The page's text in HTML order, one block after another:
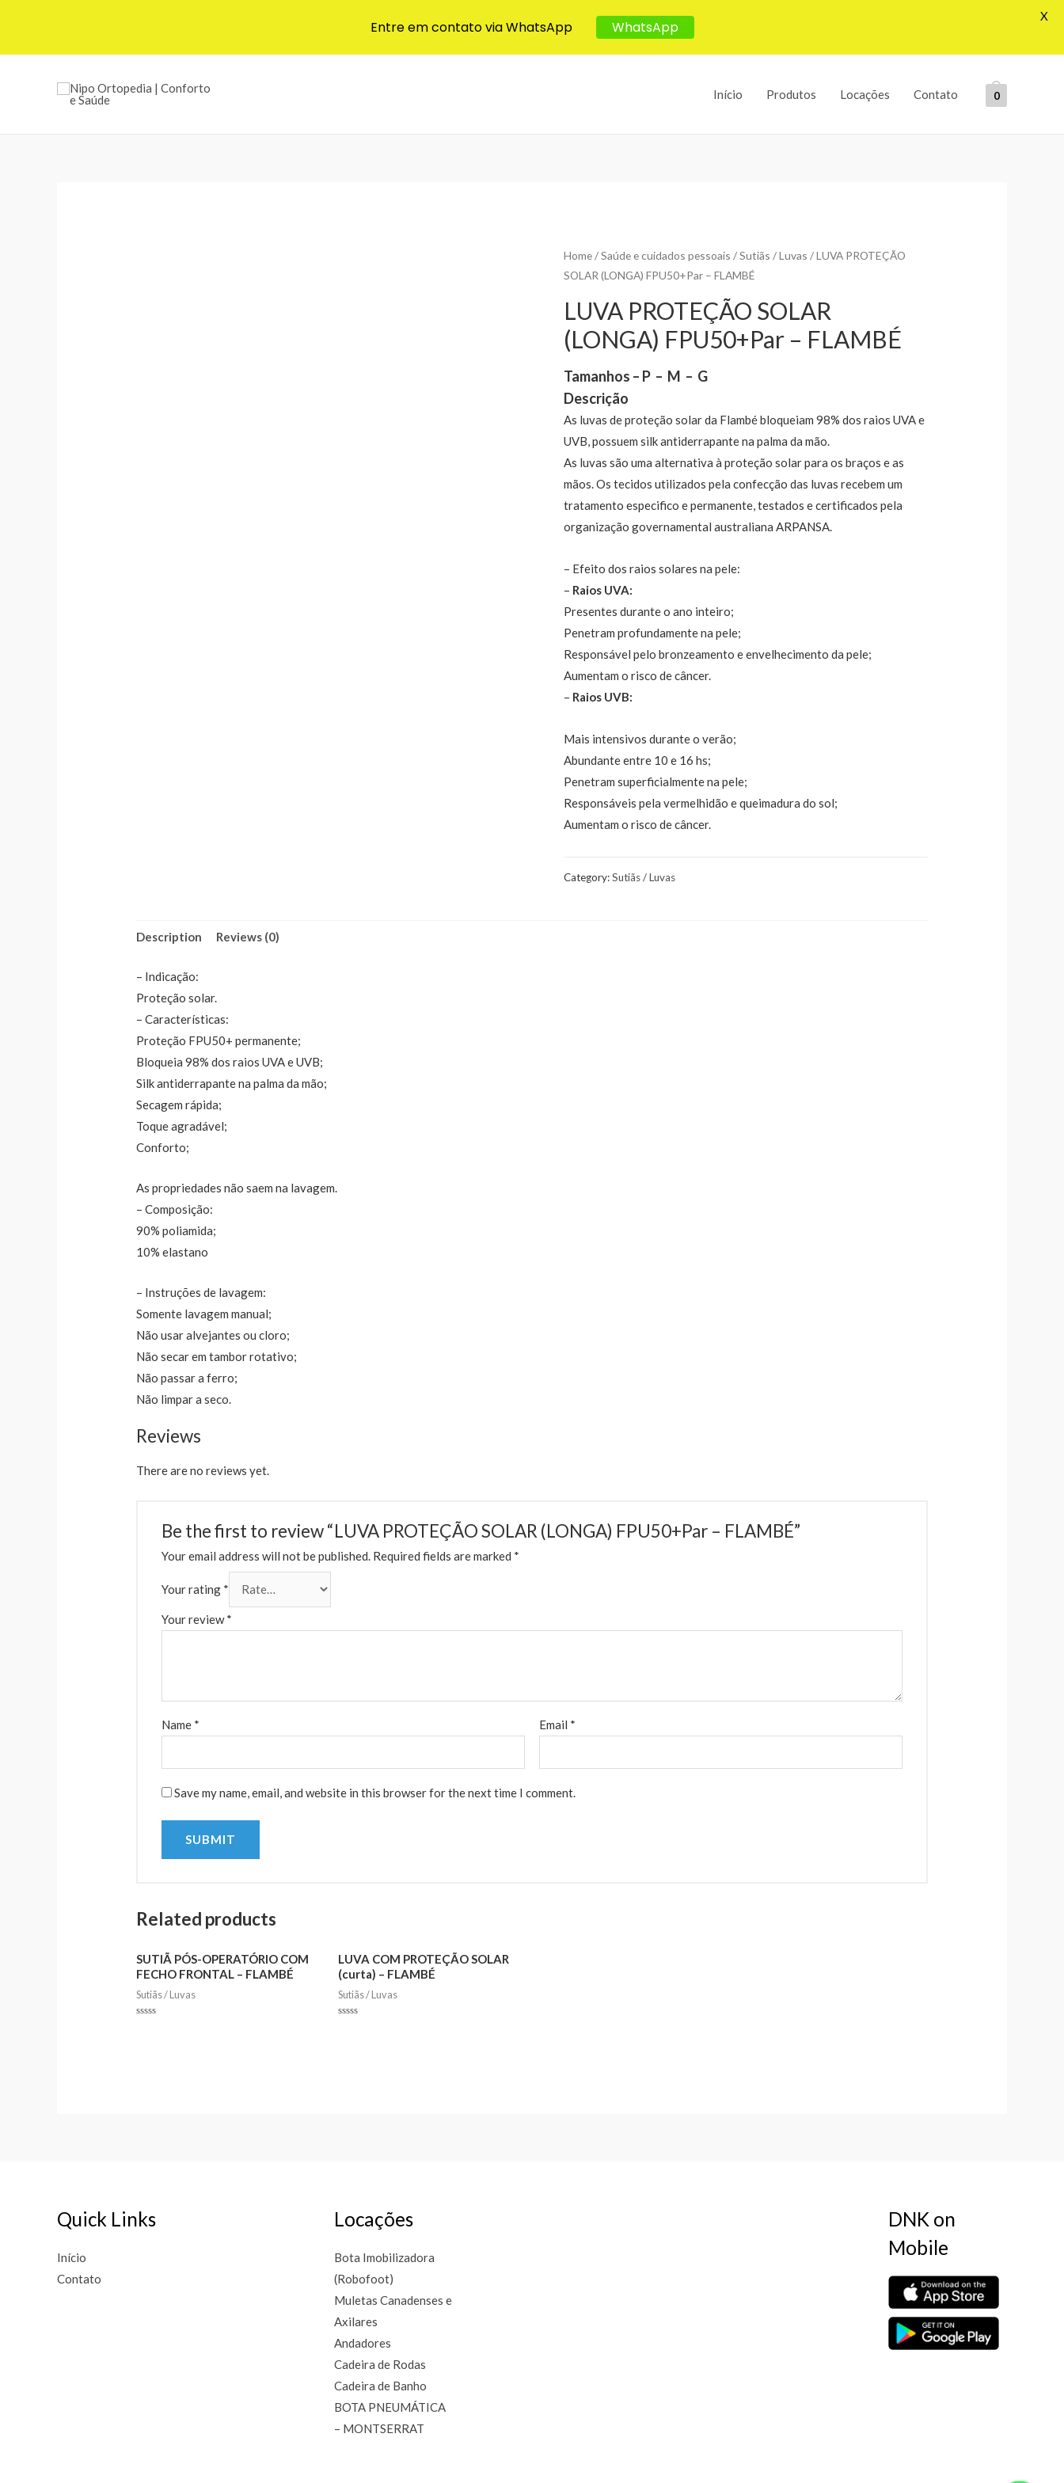
Início Produtos Locações Contato 0
Home/Saúde e cuidados pessoais /Sutiãs / Luvas / LUVA PROTEÇÃO
SOLAR (LONGA) FPU50+Par – FLAMBÉ
LUVA PROTEÇÃO SOLAR
(LONGA) FPU50+Par – FLAMBÉ
Tamanhos – P – M – G
Descrição
As luvas de proteção solar da Flambé bloqueiam 98% dos raios UVA e
UVB, possuem silk antiderrapante na palma da mão.
As luvas são uma alternativa à proteção solar para os braços e as
mãos. Os tecidos utilizados pela confecção das luvas recebem um
tratamento especifico e permanente, testados e certificados pela
organização governamental australiana ARPANSA.
– Efeito dos raios solares na pele:
– Raios UVA:
Presentes durante o ano inteiro;
Penetram profundamente na pele;
Responsável pelo bronzeamento e envelhecimento da pele;
Aumentam o risco de câncer.
– Raios UVB:
Mais intensivos durante o verão;
Abundante entre 10 e 16 hs;
Penetram superficialmente na pele;
Responsáveis pela vermelhidão e queimadura do sol;
Aumentam o risco de câncer.
Category:Sutiãs / Luvas
Description Reviews (0)
– Indicação:
Proteção solar.
– Características:
Proteção FPU50+ permanente;
Bloqueia 98% dos raios UVA e UVB;
Silk antiderrapante na palma da mão;
Secagem rápida;
Toque agradável;
Conforto;
As propriedades não saem na lavagem.
– Composição:
90% poliamida;
10% elastano
– Instruções de lavagem:
Somente lavagem manual;
Não usar alvejantes ou cloro;
Não secar em tambor rotativo;
Não passar a ferro;
Não limpar a seco.
Reviews
There are no reviews yet.
Be the first to review “LUVA PROTEÇÃO SOLAR (LONGA) FPU50+Par – FLAMBÉ”
Your email address will not be published. Required fields are marked *
Your rating *
Your review*
Name * Email *
Save my name, email, and website in this browser for the next time I comment.
Related products
SUTIÃ PÓS-OPERATÓRIO COM
FECHO FRONTAL – FLAMBÉ
Sutiãs / Luvas
LUVA COM PROTEÇÃO SOLAR
(curta) – FLAMBÉ
Sutiãs / Luvas
Quick Links
Início
Contato
Locações
Bota Imobilizadora
(Robofoot)
Muletas Canadenses e
Axilares
Andadores
Cadeira de Rodas
Cadeira de Banho
BOTA PNEUMÁTICA
– MONTSERRAT
DNK on
Mobile
Entre em contato via WhatsApp WhatsApp
X
WhatsApp
WhatsApp